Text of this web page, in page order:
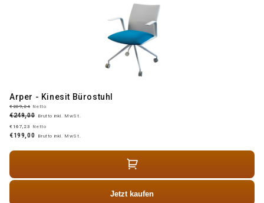
Arper - Kinesit Bürostuhl
€209,24 Netto
€249,00 Brutto inkl. MwSt.
€167,23
Netto
€199,00 Brutto inkl. MwSt.
Jetzt kaufen